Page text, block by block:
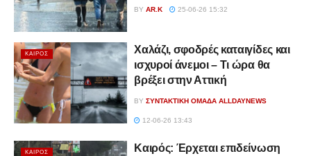
BY AR.K 25-06-26 15:32
ΚΑΙΡΌΣ
Χαλάζι, σφοδρές καταιγίδες και
ισχυροί άνεμοι – Τι ώρα θα
βρέξει στην Αττική
BY ΣΥΝΤΑΚΤΙΚΉ ΟΜΆΔΑ ALLDAYNEWS
12-06-26 13:43
ΚΑΙΡΌΣ
Καιρός: Έρχεται επιδείνωση